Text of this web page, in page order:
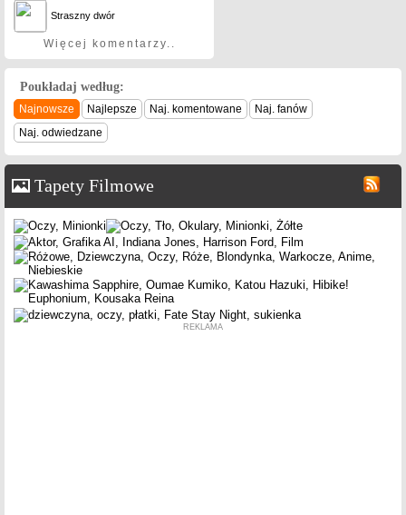
Straszny dwór
Więcej komentarzy..
Poukładaj według:
Najnowsze Najlepsze Naj. komentowane
Naj. fanów
Naj. odwiedzane
Tapety Filmowe
REKLAMA